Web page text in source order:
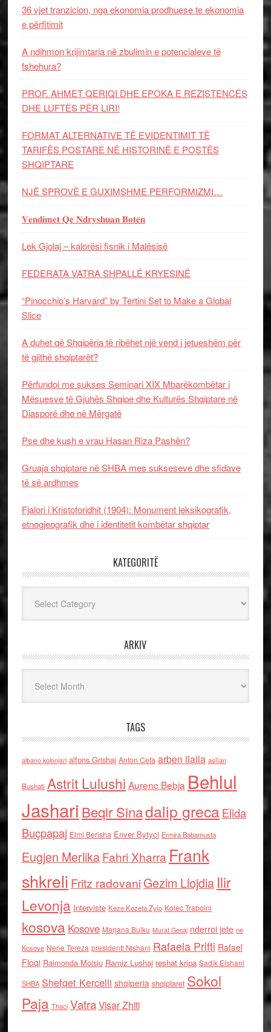
36 vjet tranzicion, nga ekonomia prodhuese te ekonomia
e përfitimit
A ndihmon krijimtaria në zbulimin e potencialeve të
fshehura?
PROF. AHMET QERIQI DHE EPOKA E REZISTENCЁS
DHE LUFTЁS PЁR LIRI!
FORMAT ALTERNATIVE TË EVIDENTIMIT TË
TARIFËS POSTARE NË HISTORINË E POSTËS
SHQIPTARE
NJË SPROVË E GUXIMSHME PERFORMIZMI…
𝐕𝐞𝐧𝐝𝐢𝐦𝐞𝐭 𝐐𝐞̈ 𝐍𝐝𝐫𝐲𝐬𝐡𝐮𝐚𝐧 𝐁𝐨𝐭𝐞̈𝐧
Lek Gjolaj – kalorësi fisnik i Malësisë
FEDERATA VATRA SHPALLË KRYESINË
“Pinocchio’s Harvard” by Tertini Set to Make a Global
Slice
A duhet që Shqipëria të ribëhet një vend i jetueshëm për
të gjithë shqiptarët?
Përfundoi me sukses Seminari XIX Mbarëkombëtar i
Mësuesve të Gjuhës Shqipe dhe Kulturës Shqiptare në
Diasporë dhe në Mërgatë
Pse dhe kush e vrau Hasan Riza Pashën?
Gruaja shqiptare në SHBA mes sukseseve dhe sfidave
të së ardhmes
Fjalori i Kristoforidhit (1904): Monument leksikografik,
etnogjeografik dhe i identitetit kombëtar shqiptar
KATEGORITË
ARKIV
TAGS
albano kolonjari alfons Grishaj Anton Cefa arben llalla asllan
Bushati Astrit Lulushi Aurenc Bebja Behlul
Jashari Beqir Sinadalip grecaElida
Buçpapaj Elmi Berisha Enver Bytyci Ermira Babamusta
Eugjen MerlikaFahri Xharra Frank
shkreli Fritz radovaniGezim Llojdia Ilir
Levonja Interviste Keze Kozeta Zylo Kolec Traboini
kosova Kosove Marjana Bulku Murat Gecaj nderroi jete ne
Kosove Nene Tereza presidenti Nishani Rafaela Prifti Rafael
Floqi Raimonda Moisiu Ramiz Lushaj reshat kripa Sadik Elshani
SHBA Shefqet Kercelli shqiperia shqiptaret Sokol
Paja Thaci VatraVisar Zhiti